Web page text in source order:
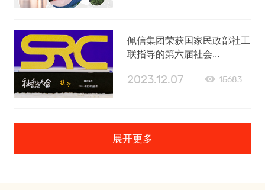
佩信集团荣获国家民政部社工
联指导的第六届社会...
2023.12.07 15683
展开更多